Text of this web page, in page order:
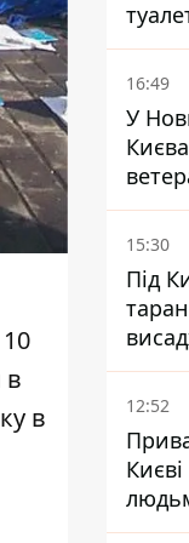
в
в
16:49
У
15:30
Під
лікарні
12:52